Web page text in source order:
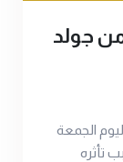
من جولد
الجمعة
تأثره